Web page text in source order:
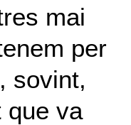
mai
per
sovint,
que va